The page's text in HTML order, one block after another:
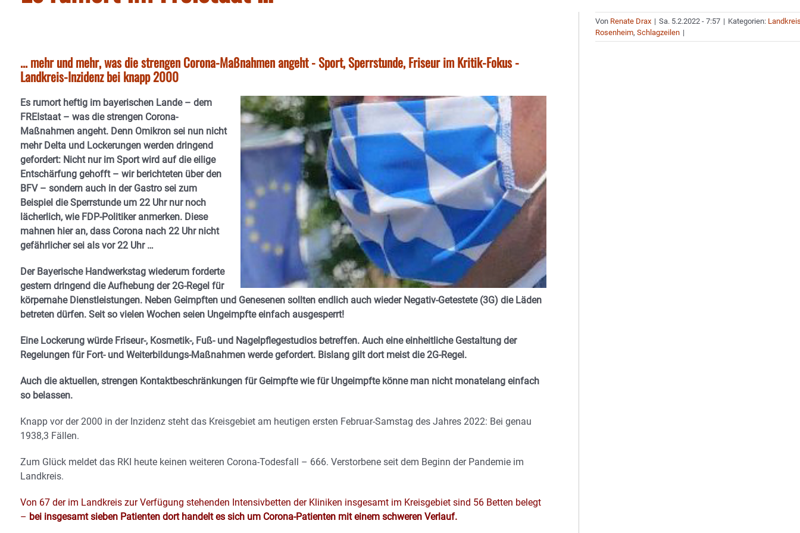
... mehr und mehr, was die strengen Corona-Maßnahmen angeht - Sport, Sperrstunde, Friseur im Kritik-Fokus -
Landkreis-Inzidenz bei knapp 2000
Es rumort heftig im bayerischen Lande – dem
FREIstaat – was die strengen Corona-
Maßnahmen angeht. Denn Omikron sei nun nicht
mehr Delta und Lockerungen werden dringend
gefordert: Nicht nur im Sport wird auf die eilige
Entschärfung gehofft – wir berichteten über den
BFV – sondern auch in der Gastro sei zum
Beispiel die Sperrstunde um 22 Uhr nur noch
lächerlich, wie FDP-Politiker anmerken. Diese
mahnen hier an, dass Corona nach 22 Uhr nicht
gefährlicher sei als vor 22 Uhr …
Der Bayerische Handwerkstag wiederum forderte
gestern dringend die Aufhebung der 2G-Regel für
körpernahe Dienstleistungen. Neben Geimpften und Genesenen sollten endlich auch wieder Negativ-Getestete (3G) die Läden
betreten dürfen. Seit so vielen Wochen seien Ungeimpfte einfach ausgesperrt!
Eine Lockerung würde Friseur-, Kosmetik-, Fuß- und Nagelpflegestudios betreffen. Auch eine einheitliche Gestaltung der
Regelungen für Fort- und Weiterbildungs-Maßnahmen werde gefordert. Bislang gilt dort meist die 2G-Regel.
Auch die aktuellen, strengen Kontaktbeschränkungen für Geimpfte wie für Ungeimpfte könne man nicht monatelang einfach
so belassen.
Knapp vor der 2000 in der Inzidenz steht das Kreisgebiet am heutigen ersten Februar-Samstag des Jahres 2022: Bei genau
1938,3 Fällen.
Zum Glück meldet das RKI heute keinen weiteren Corona-Todesfall – 666. Verstorbene seit dem Beginn der Pandemie im
Landkreis.
Von 67 der im Landkreis zur Verfügung stehenden Intensivbetten der Kliniken insgesamt im Kreisgebiet sind 56 Betten belegt
– bei insgesamt sieben Patienten dort handelt es sich um Corona-Patienten mit einem schweren Verlauf.
Von Renate Drax | Sa. 5.2.2022 - 7:57 | Kategorien:
Rosenheim,Schlagzeilen |